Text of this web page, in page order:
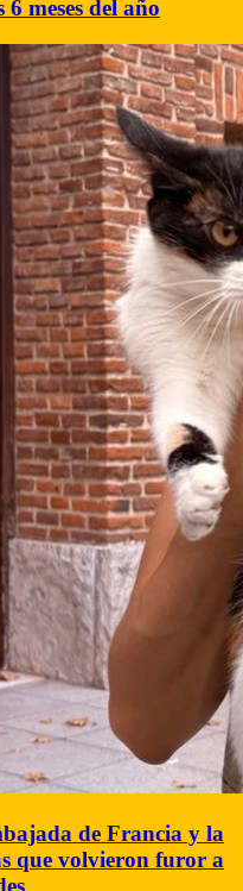
meses del año
de Francia y la
que volvieron furor a